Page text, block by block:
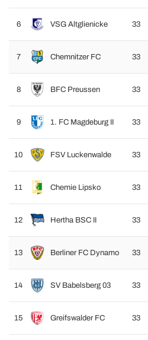
6 VSG Altglienicke 33
7 Chemnitzer FC 33
8 BFC Preussen 33
9 1. FC Magdeburg II 33
10 FSV Luckenwalde 33
11 Chemie Lipsko 33
12 Hertha BSC II 33
13 Berliner FC Dynamo 33
14 SV Babelsberg 03 33
15 Greifswalder FC 33